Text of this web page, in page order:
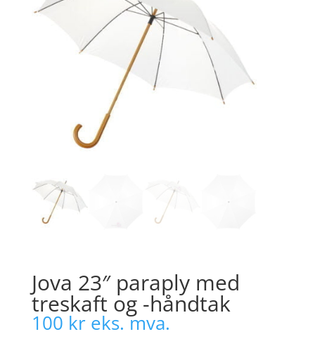
Jova 23″ paraply med
treskaft og -håndtak
100 kr eks. mva.